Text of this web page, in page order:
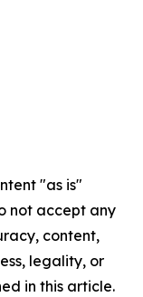
"as is"
not accept any
content,
legality, or
in this article.